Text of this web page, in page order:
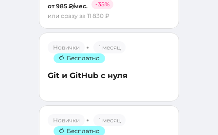
от 985 ₽/мес.
-35%
или сразу за 11 830 ₽
Новички
1 месяц
Бесплатно
Git и GitHub с нуля
Новички
1 месяц
Бесплатно